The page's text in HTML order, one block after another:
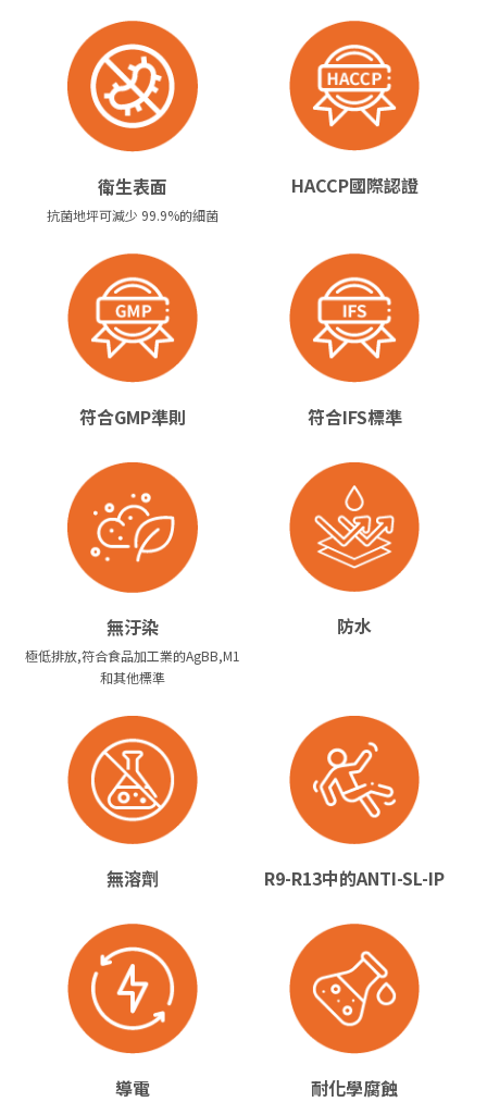
衛生表面
抗菌地坪可減少 99.9%的細菌
HACCP國際認證
符合GMP準則 符合IFS標準
無汙染
極低排放,符合食品加工業的AgBB,M1
和其他標準
防水
無溶劑 R9-R13中的ANTI-SL-IP
導電 耐化學腐蝕